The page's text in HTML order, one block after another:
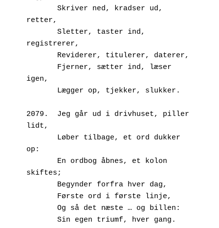
retter,
registrerer,
       Reviderer, titulerer, daterer,
igen,
       Lægger op, tjekker, slukker.
2079.  Jeg går ud i drivhuset, piller
lidt,
op:
skiftes;
       Begynder forfra hver dag,
       Første ord i første linje,
       Og så det næste … og billen:
       Sin egen triumf, hver gang.